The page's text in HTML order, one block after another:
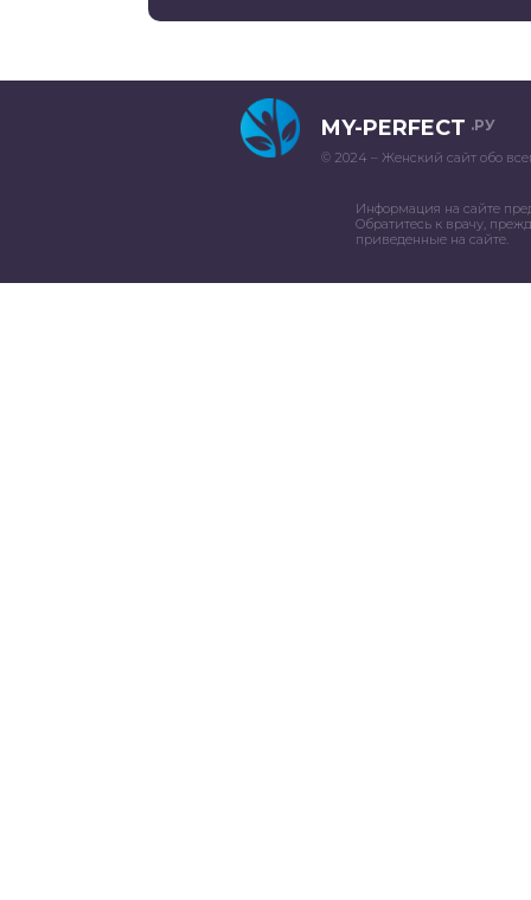
MY-PERFECT .РУ
© 2024 – Женский сайт обо
Информация на сайте
Обратитесь к врачу,
приведенные на сайте.